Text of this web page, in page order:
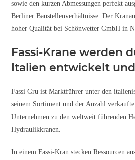
sowie den kurzen Abmessungen perfekt
Berliner Baustellenverhältnisse. Der
hoher Qualität bei Schönwetter GmbH in
Fassi-Krane werden
Italien entwickelt
Fassi Gru ist Marktführer unter den
seinem Sortiment und der Anzahl
Unternehmen zu den weltweit führenden
Hydraulikkranen.
In einem Fassi-Kran stecken Ressourcen